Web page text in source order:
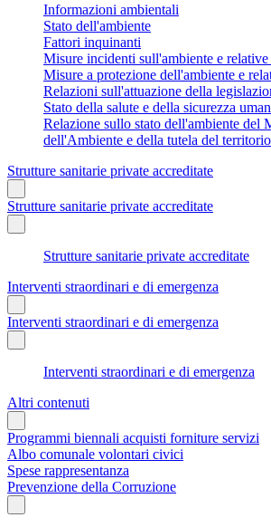
Informazioni ambientali
Stato dell'ambiente
Fattori inquinanti
Misure incidenti sull'ambiente e
Misure a protezione dell'ambiente e
Relazioni sull'attuazione della
Stato della salute e della sicurezza
Relazione sullo stato dell'ambiente del
dell'Ambiente e della tutela del territorio
Strutture sanitarie private accreditate
Strutture sanitarie private accreditate
Strutture sanitarie private accreditate
Interventi straordinari e di emergenza
Interventi straordinari e di emergenza
Interventi straordinari e di emergenza
Altri contenuti
Programmi biennali acquisti forniture servizi
Albo comunale volontari civici
Spese rappresentanza
Prevenzione della Corruzione